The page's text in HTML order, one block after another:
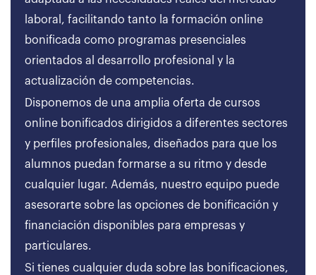
laboral, facilitando tanto la formación online
bonificada como programas presenciales
orientados al desarrollo profesional y la
actualización de competencias.
Disponemos de una amplia oferta de cursos
online bonificados dirigidos a diferentes sectores
y perfiles profesionales, diseñados para que los
alumnos puedan formarse a su ritmo y desde
cualquier lugar. Además, nuestro equipo puede
asesorarte sobre las opciones de bonificación y
financiación disponibles para empresas y
particulares.
Si tienes cualquier duda sobre las bonificaciones,